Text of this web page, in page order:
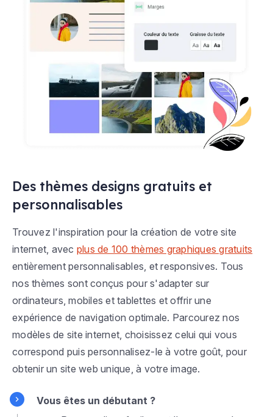
Des thèmes designs gratuits et
personnalisables
Trouvez l'inspiration pour la création de votre site
internet, avec plus de 100 thèmes graphiques gratuits
entièrement personnalisables, et responsives. Tous
nos thèmes sont conçus pour s'adapter sur
ordinateurs, mobiles et tablettes et offrir une
expérience de navigation optimale. Parcourez nos
modèles de site internet, choisissez celui qui vous
correspond puis personnalisez-le à votre goût, pour
obtenir un site web unique, à votre image.
Vous êtes un débutant ?